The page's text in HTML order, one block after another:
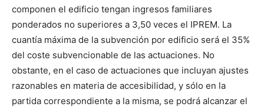
componen el edificio tengan ingresos familiares
ponderados no superiores a 3,50 veces el IPREM. La
cuantía máxima de la subvención por edificio será el 35%
del coste subvencionable de las actuaciones. No
obstante, en el caso de actuaciones que incluyan ajustes
razonables en materia de accesibilidad, y sólo en la
partida correspondiente a la misma, se podrá alcanzar el